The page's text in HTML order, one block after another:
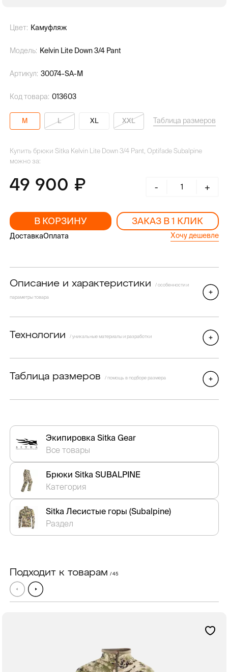
Цвет: Камуфляж
Модель: Kelvin Lite Down 3/4 Pant
Артикул: 30074-SA-M
Код товара: 013603
M L XL XXL Таблица размеров
Купить брюки Sitka Kelvin Lite Down 3/4 Pant, Optifade Subalpine
можно за:
49 900 - +
В КОРЗИНУ ЗАКАЗ В 1 КЛИК
ДоставкаОплата Хочу дешевле
Описание и характеристики / особенности и
параметры товара
Технологии / уникальные материалы и разработки
Таблица размеров / помощь в подборе размера
Экипировка Sitka Gear
Все товары
Брюки Sitka SUBALPINE
Категория
Sitka Лесистые горы (Subalpine)
Раздел
Подходит к товарам / 45